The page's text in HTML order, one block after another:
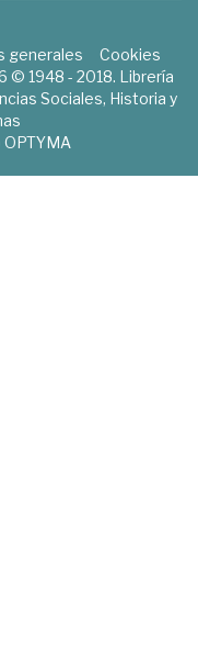
generales
Cookies
© 1948 - 2018. Librería
Sociales, Historia y
OPTYMA